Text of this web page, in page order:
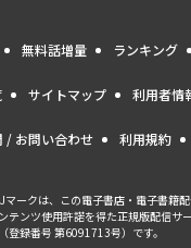
無料話増量 ランキング
サイトマップ 利用者情
/ お問い合わせ 利用規約
マークは、この電子書店・電子書籍
テンツ使用許諾を得た正規版配信サ
登録番号 第6091713号）です。